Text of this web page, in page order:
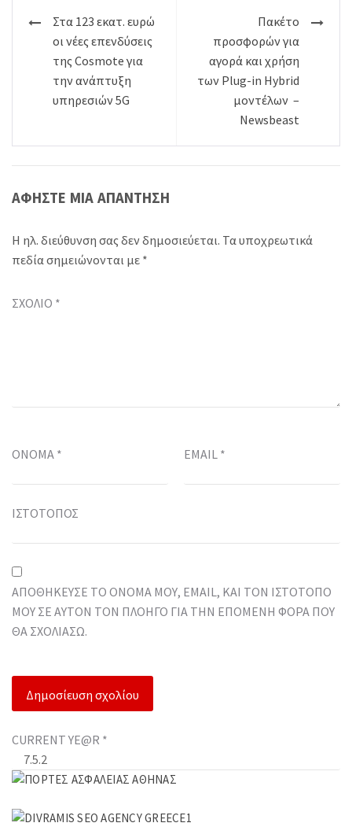
Πλοήγηση
άρθρων
Στα 123 εκατ. ευρώ
οι νέες επενδύσεις
της Cosmote για
την ανάπτυξη
υπηρεσιών 5G
Πακέτο
προσφορών για
αγορά και χρήση
των Plug-in Hybrid
μοντέλων –
Newsbeast
ΑΦΉΣΤΕ ΜΙΑ ΑΠΆΝΤΗΣΗ
Η ηλ. διεύθυνση σας δεν δημοσιεύεται. Τα υποχρεωτικά
πεδία σημειώνονται με *
ΣΧΌΛΙΟ *
ΌΝΟΜΑ * EMAIL *
ΙΣΤΌΤΟΠΟΣ
ΑΠΟΘΉΚΕΥΣΕ ΤΟ ΌΝΟΜΆ ΜΟΥ, EMAIL, ΚΑΙ ΤΟΝ ΙΣΤΌΤΟΠΟ
ΜΟΥ ΣΕ ΑΥΤΌΝ ΤΟΝ ΠΛΟΗΓΌ ΓΙΑ ΤΗΝ ΕΠΌΜΕΝΗ ΦΟΡΆ ΠΟΥ
ΘΑ ΣΧΟΛΙΆΣΩ.
CURRENT YE@R *